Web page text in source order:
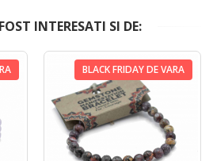
INTERESATI SI DE:
BLACK FRIDAY DE VARA